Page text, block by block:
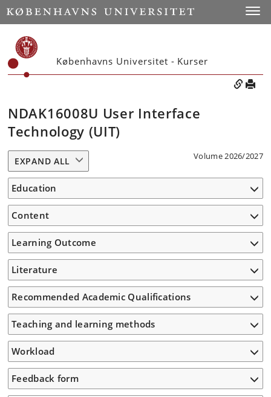
Københavns Universitet - Kurser
NDAK16008U User Interface
Technology (UIT)
Volume 2026/2027
EXPAND ALL
Education
Content
Learning Outcome
Literature
Recommended Academic Qualifications
Teaching and learning methods
Workload
Feedback form